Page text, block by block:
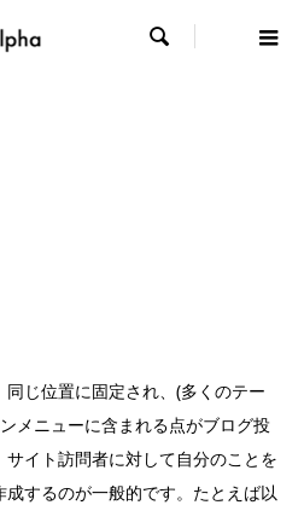

じ位置に固定され、(多くのテー
メニューに含まれる点がブログ投
イト訪問者に対して自分のことを
するのが一般的です。たとえば以